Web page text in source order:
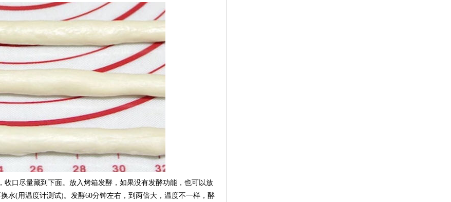
收口尽量藏到下面。放入烤箱发酵，如果没有发酵功能，也可以放
水(用温度计测试)。发酵60分钟左右，到两倍大，温度不一样，酵